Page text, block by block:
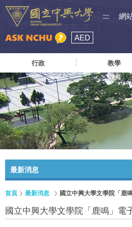
::: 網
AED
行政 教學
最新消息
首頁 最新消息 國立中興大學文學院「鹿
國立中興大學文學院「鹿鳴」電